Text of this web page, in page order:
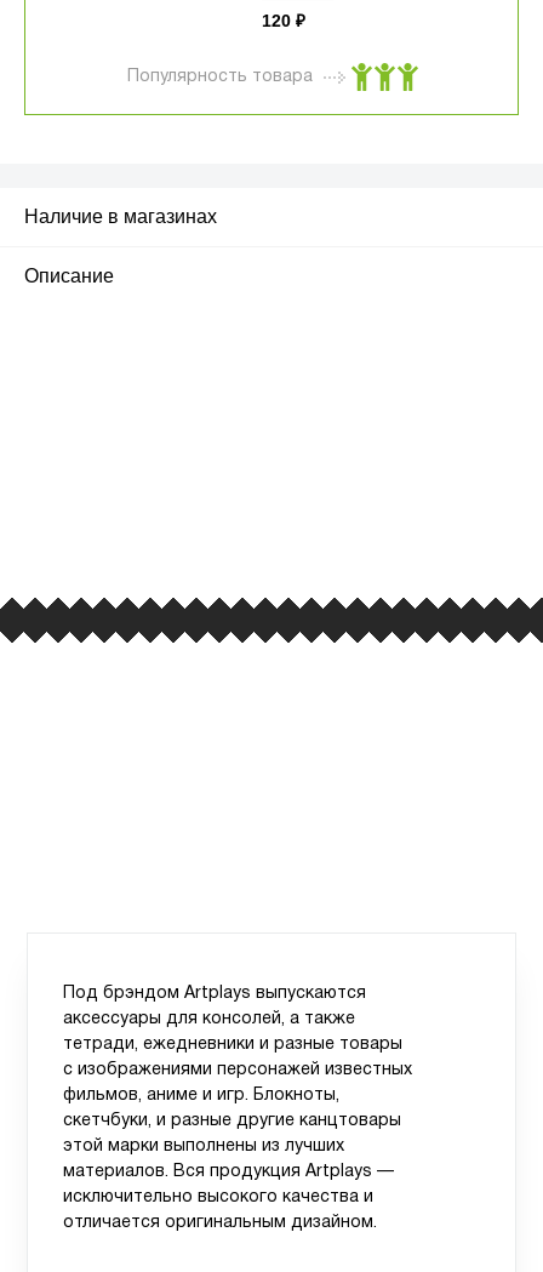
120 ₽
Популярность товара
Наличие в магазинах
Описание
Под брэндом Artplays выпускаются
аксессуары для консолей, а также
тетради, ежедневники и разные товары
с изображениями персонажей известных
фильмов, аниме и игр. Блокноты,
скетчбуки, и разные другие канцтовары
этой марки выполнены из лучших
материалов. Вся продукция Artplays —
исключительно высокого качества и
отличается оригинальным дизайном.